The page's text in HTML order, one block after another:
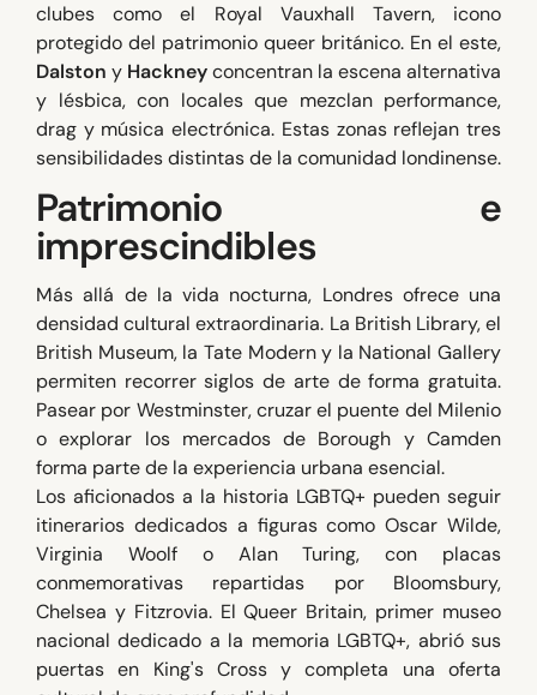
clubes como el Royal Vauxhall Tavern, icono
protegido del patrimonio queer británico. En el este,
Dalston y Hackneyconcentran la escena alternativa
y lésbica, con locales que mezclan performance,
drag y música electrónica. Estas zonas reflejan tres
sensibilidades distintas de la comunidad londinense.
Patrimonio e
imprescindibles
Más allá de la vida nocturna, Londres ofrece una
densidad cultural extraordinaria. La British Library, el
British Museum, la Tate Modern y la National Gallery
permiten recorrer siglos de arte de forma gratuita.
Pasear por Westminster, cruzar el puente del Milenio
o explorar los mercados de Borough y Camden
forma parte de la experiencia urbana esencial.
Los aficionados a la historia LGBTQ+ pueden seguir
itinerarios dedicados a figuras como Oscar Wilde,
Virginia Woolf o Alan Turing, con placas
conmemorativas repartidas por Bloomsbury,
Chelsea y Fitzrovia. El Queer Britain, primer museo
nacional dedicado a la memoria LGBTQ+, abrió sus
puertas en King's Cross y completa una oferta